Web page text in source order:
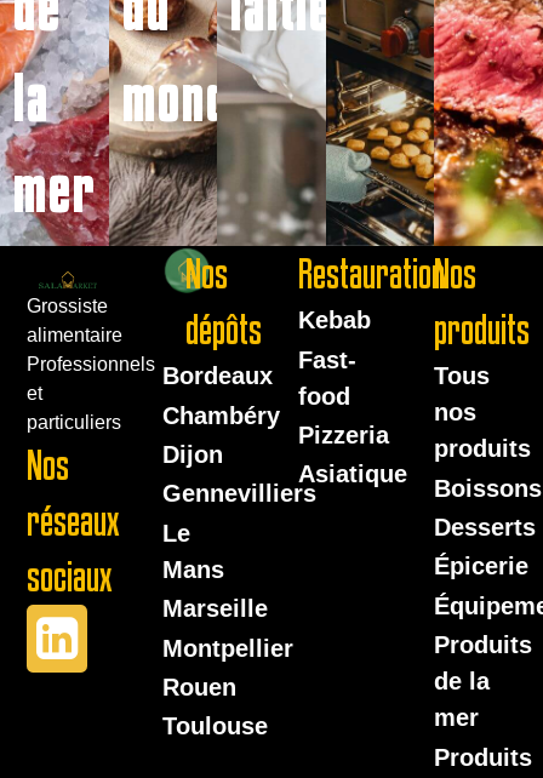
la
mer
monde
Grossiste
alimentaire
Professionnels
et
particuliers
Nos
réseaux
sociaux
Nos
dépôts
Bordeaux
Chambéry
Dijon
Gennevilliers
Le
Mans
Marseille
Montpellier
Rouen
Toulouse
Restauration
Kebab
Fast-
food
Pizzeria
Asiatique
Nos
produits
Tous
nos
produits
Boissons
Desserts
Épicerie
Produits
de la
mer
Produits